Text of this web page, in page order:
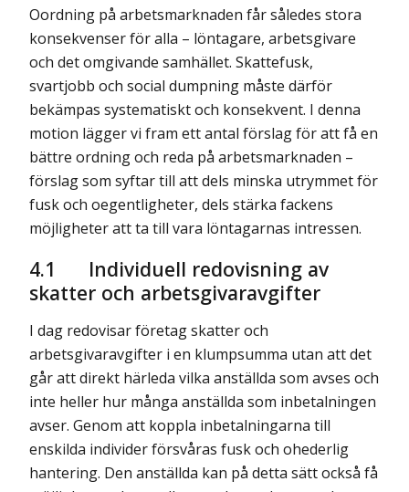
Oordning på arbetsmarknaden får således stora
konsekvenser för alla – löntagare, arbetsgivare
och det omgivande samhället. Skattefusk,
svartjobb och social dumpning måste därför
bekämpas systematiskt och konsekvent. I denna
motion lägger vi fram ett antal förslag för att få en
bättre ordning och reda på arbetsmarknaden –
förslag som syftar till att dels minska utrymmet för
fusk och oegentligheter, dels stärka fackens
möjligheter att ta till vara löntagarnas intressen.
4.1 Individuell redovisning av
skatter och arbetsgivaravgifter
I dag redovisar företag skatter och
arbetsgivaravgifter i en klumpsumma utan att det
går att direkt härleda vilka anställda som avses och
inte heller hur många anställda som inbetalningen
avser. Genom att koppla inbetalningarna till
enskilda individer försvåras fusk och ohederlig
hantering. Den anställda kan på detta sätt också få